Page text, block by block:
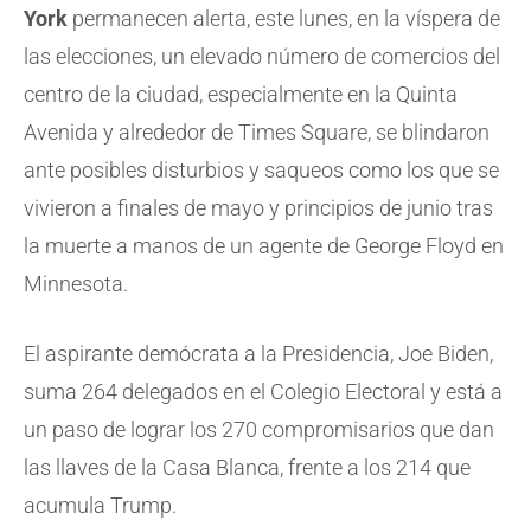
York permanecen alerta, este lunes, en la víspera de
las elecciones, un elevado número de comercios del
centro de la ciudad, especialmente en la Quinta
Avenida y alrededor de Times Square, se blindaron
ante posibles disturbios y saqueos como los que se
vivieron a finales de mayo y principios de junio tras
la muerte a manos de un agente de George Floyd en
Minnesota.
El aspirante demócrata a la Presidencia, Joe Biden,
suma 264 delegados en el Colegio Electoral y está a
un paso de lograr los 270 compromisarios que dan
las llaves de la Casa Blanca, frente a los 214 que
acumula Trump.